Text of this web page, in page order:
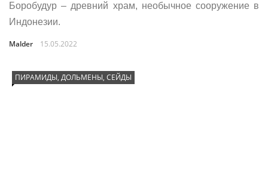
Боробудур – древний храм, необычное сооружение в
Индонезии.
Malder 15.05.2022
ПИРАМИДЫ, ДОЛЬМЕНЫ, СЕЙДЫ